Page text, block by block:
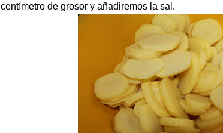
centímetro de grosor y añadiremos la sal.